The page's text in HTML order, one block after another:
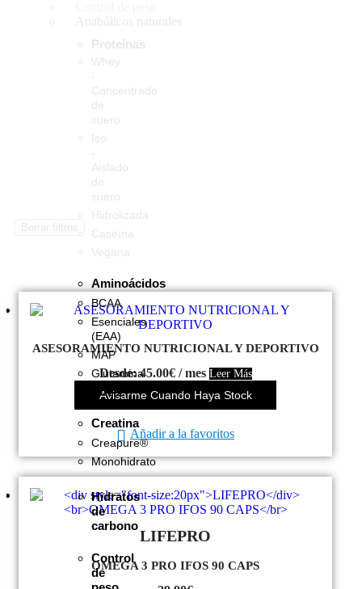
Anabólicos naturales
Proteínas
Whey
-
Concentrado
de
suero
Iso
-
Aislado
de
suero
Hidrolizada
Caseína
Vegana
Aminoácidos
BCAA
Esenciales
(EAA)
MAP
Glutamina
Otros
Creatina
Creapure®
Monohidrato
Hidratos
de
carbono
Control
de
Borrar filtros
ASESORAMIENTO NUTRICIONAL Y DEPORTIVO
Desde:45.00€ / mes Leer Más
Avisarme Cuando Haya Stock
Añadir a la favoritos
LIFEPRO
OMEGA 3 PRO IFOS 90 CAPS